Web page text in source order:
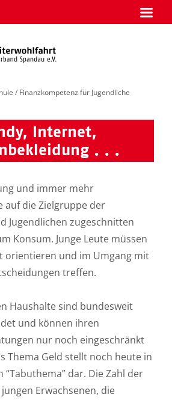
/ Finanzkompetenz für Jugendliche
Internet,
. . .
und immer mehr
auf die Zielgruppe der
Jugendlichen zugeschnitten
Konsum. Junge Leute müssen
orientieren und im Umgang mit
treffen.
Haushalte sind bundesweit
und können ihren
nur noch eingeschränkt
Thema Geld stellt noch heute in
“Tabuthema” dar. Die Zahl der
Erwachsenen, die